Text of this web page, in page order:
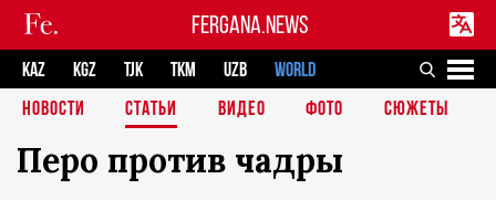
FERGANA.NEWS
KAZ KGZ TJK TKM UZB
WORLD
НОВОСТИ
СТАТЬИ ВИДЕО ФОТО СЮЖЕТЫ
Перо против чадры